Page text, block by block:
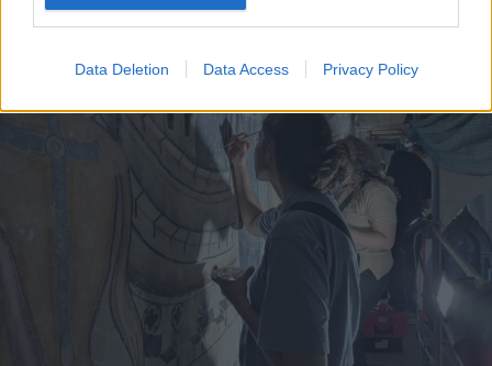
Data Deletion Data Access Privacy Policy